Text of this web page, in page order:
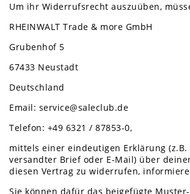
Um ihr Widerrufsrecht auszuüben,
RHEINWALT Trade & more GmbH
Grubenhof 5
67433 Neustadt
Deutschland
Email: service@saleclub.de
Telefon: +49 6321 / 87853-0,
mittels einer eindeutigen Erklärung
versandter Brief oder E-Mail) über
diesen Vertrag zu widerrufen,
Sie können dafür das beigefügte Muster-